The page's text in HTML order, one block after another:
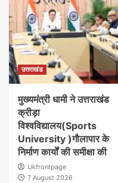
उत्तराखंड
मुख्यमंत्री धामी ने उत्तराखंड
क्रीड़ा
विश्वविद्यालय(Sports
University )गौलापार के
निर्माण कार्यों की समीक्षा की
Ukfrontpage
7 August 2026